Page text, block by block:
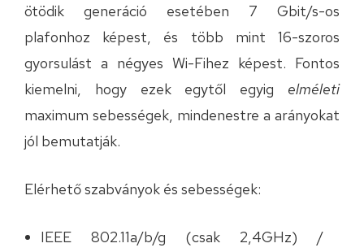
ötödik generáció esetében 7 Gbit/s-os
plafonhoz képest, és több mint 16-szoros
gyorsulást a négyes Wi-Fihez képest. Fontos
kiemelni, hogy ezek egytől egyig elméleti
maximum sebességek, mindenestre a arányokat
jól bemutatják.
Elérhető szabványok és sebességek:
IEEE 802.11a/b/g (csak 2,4GHz) /